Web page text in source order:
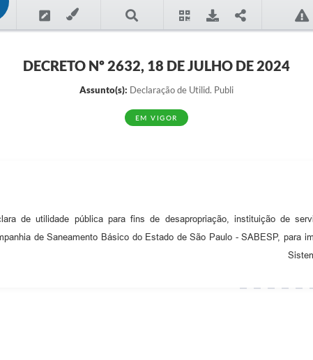
DECRETO Nº 2632, 18 DE JULHO DE 2024
Assunto(s): Declaração de Utilid. Publi
EM VIGOR
de utilidade pública para fins de desapropriação, instituição de
de Saneamento Básico do Estado de São Paulo - SABESP, para